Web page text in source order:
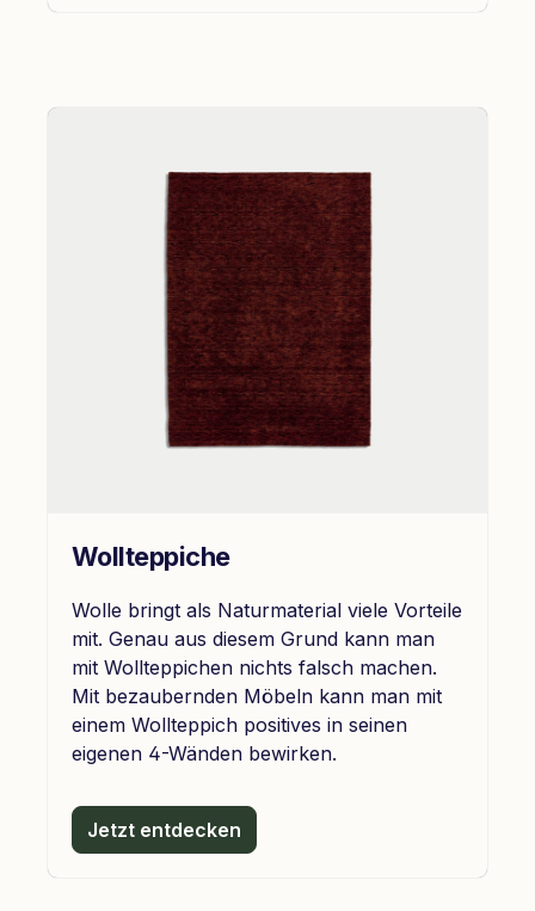
Wollteppiche
Wolle bringt als Naturmaterial viele Vorteile
mit. Genau aus diesem Grund kann man
mit Wollteppichen nichts falsch machen.
Mit bezaubernden Möbeln kann man mit
einem Wollteppich positives in seinen
eigenen 4-Wänden bewirken.
Jetzt entdecken